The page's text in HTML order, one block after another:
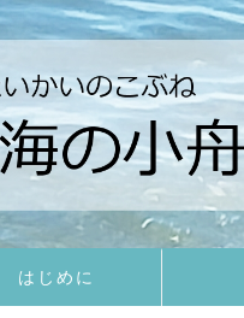
はじめに